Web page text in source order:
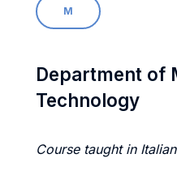
M
Department of
Technology
Course taught in Italian